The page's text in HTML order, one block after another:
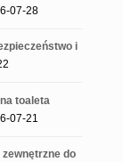
07-28
i
toaleta
07-21
do